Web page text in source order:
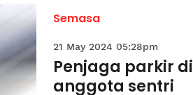
Semasa
21 May 2024 05:28pm
Penjaga parkir
anggota sentri